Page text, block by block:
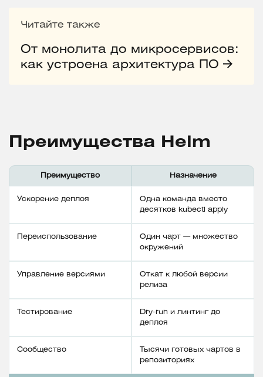
Читайте также
От монолита до микросервисов:
как устроена архитектура ПО
Преимущества Helm
Преимущество Назначение
Ускорение деплоя
Одна команда вместо
десятков kubectl apply
Переиспользование
Один чарт — множество
окружений
Управление версиями
Откат к любой версии
релиза
Тестирование
Dry-run и линтинг до
деплоя
Сообщество
Тысячи готовых чартов в
репозиториях